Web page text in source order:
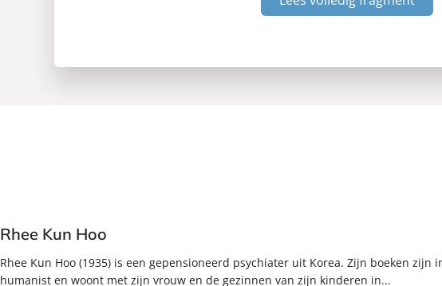
Rhee Kun Hoo
Rhee Kun Hoo (1935) is een gepensioneerd psychiater uit Korea. Zijn boeken
humanist en woont met zijn vrouw en de gezinnen van zijn kinderen in...